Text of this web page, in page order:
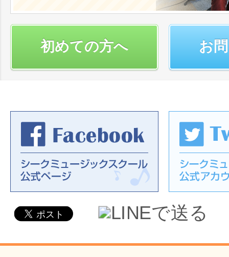
初めての方へ お